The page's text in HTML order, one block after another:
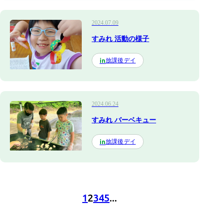
すみれ 活動の様子
2024.07.09
in放課後デイ
すみれ バーベキュー
2024.06.24
in放課後デイ
12345...